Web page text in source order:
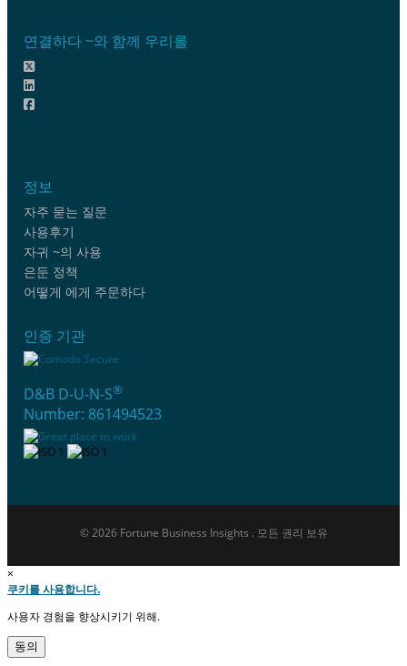
연결하다 ~와 함께 우리를
정보
자주 묻는 질문
사용후기
자귀 ~의 사용
은둔 정책
어떻게 에게 주문하다
인증 기관
D&B D-U-N-S®
Number: 861494523
© 2026 Fortune Business Insights . 모든 권리 보유
×
쿠키를 사용합니다.
사용자 경험을 향상시키기 위해.
동의